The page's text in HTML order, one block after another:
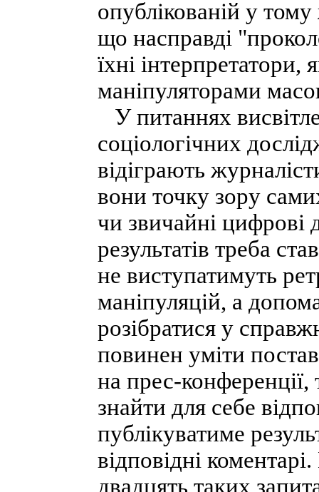
опублікованій у
що насправді
їхні інтерпретатори,
маніпуляторами
У питаннях
соціологічних
відіграють
вони точку зору
чи звичайні цифрові
результатів треба
не виступатимуть
маніпуляцій, а
розібратися у
повинен уміти
на прес-
знайти для себе
публікуватиме
відповідні
двадцять таких